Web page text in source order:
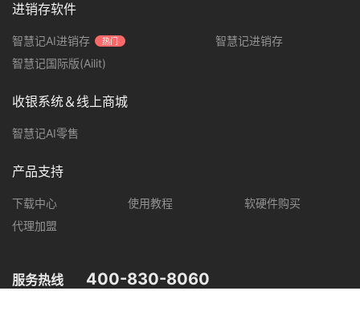
服务热线 400-830-8060
进销存软件
智慧记AI进销存 热门
智慧记进销存
智慧记国际版(Ailit)
收银系统＆线上商城
智慧记AI零售
产品支持
下载中心 使用教程
软硬件购买
代理加盟